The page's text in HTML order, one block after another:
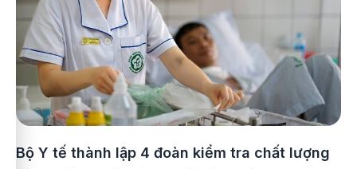
Bộ Y tế thành lập 4 đoàn kiểm tra chất lượng